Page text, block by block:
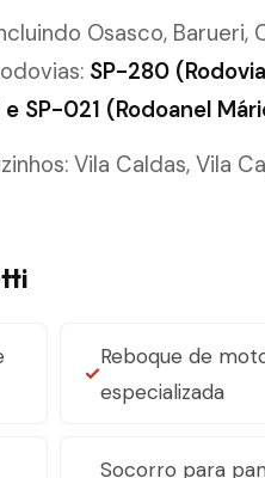
Osasco, Barueri,
SP-280
SP-021 (Rodoanel
Vila Caldas, Vila
Reboque de
especializada
Socorro para